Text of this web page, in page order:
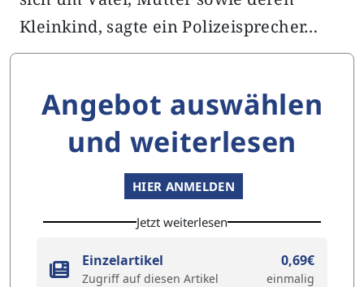
Kleinkind, sagte ein Polizeisprecher…
Angebot auswählen
und weiterlesen
HIER ANMELDEN
Jetzt weiterlesen
Einzelartikel
Zugriff auf diesen Artikel
0,69€
einmalig